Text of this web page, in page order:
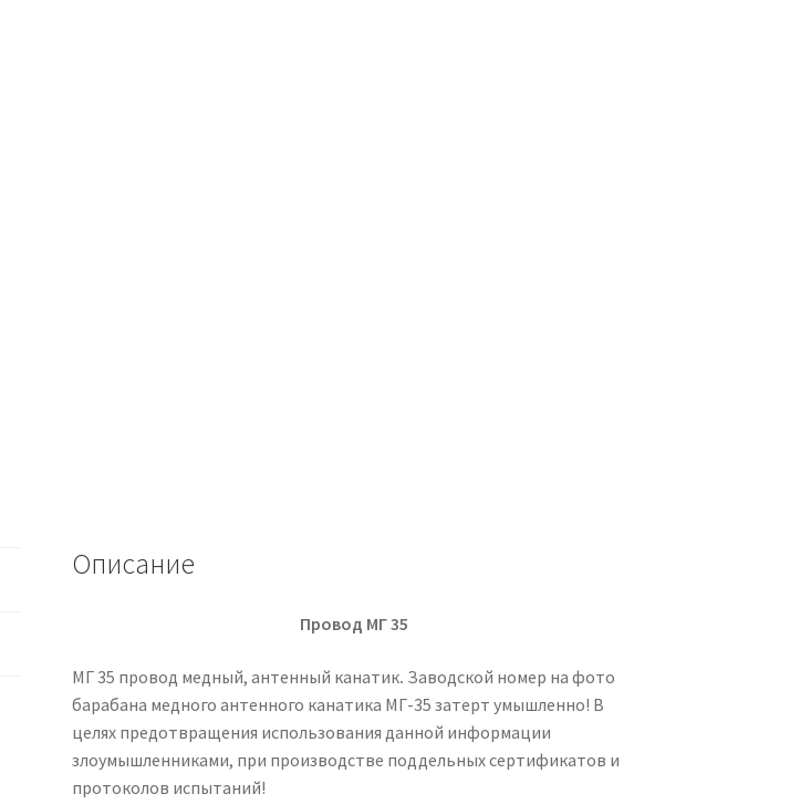
Описание
Провод МГ 35
МГ 35 провод медный, антенный канатик. Заводской номер на фото
барабана медного антенного канатика МГ-35 затерт умышленно! В
целях предотвращения использования данной информации
злоумышленниками, при производстве поддельных сертификатов и
протоколов испытаний!